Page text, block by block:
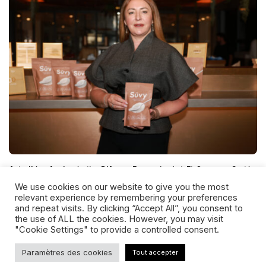
Actualités Agglomération D'Agen Economie Lot-Et-Garonne Santé
Économie : « Jusqu’à 200 000
tonnes produites par an », un
nouveau site pour accompagner
l’essor de Süvy à Layrac
Quidam Hebdo 16 Juillet 2026
We use cookies on our website to give you the most
relevant experience by remembering your preferences
and repeat visits. By clicking “Accept All”, you consent to
the use of ALL the cookies. However, you may visit
"Cookie Settings" to provide a controlled consent.
Paramètres des cookies Tout accepter